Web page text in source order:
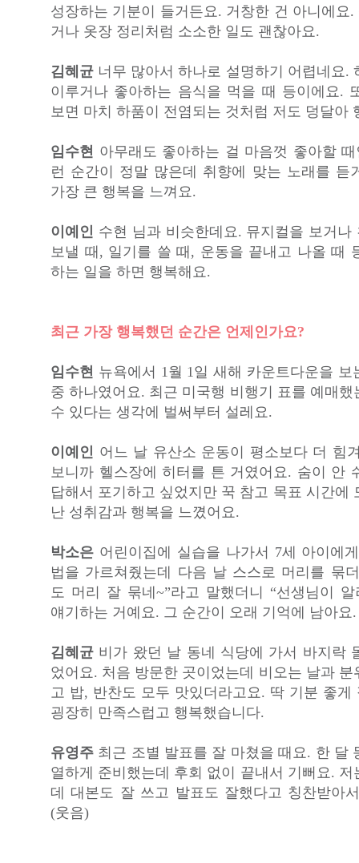
성장하는 기분이 들거든요. 거창한 건 아니에요
거나 옷장 정리처럼 소소한 일도 괜찮아요.
김혜균 너무 많아서 하나로 설명하기 어렵네요.
이루거나 좋아하는 음식을 먹을 때 등이에요.
보면 마치 하품이 전염되는 것처럼 저도 덩달아
임수현 아무래도 좋아하는 걸 마음껏 좋아할
런 순간이 정말 많은데 취향에 맞는 노래를 듣
가장 큰 행복을 느껴요.
이예인 수현 님과 비슷한데요. 뮤지컬을 보거나
보낼 때, 일기를 쓸 때, 운동을 끝내고 나올 때
하는 일을 하면 행복해요.
최근 가장 행복했던 순간은 언제인가요?
임수현 뉴욕에서 1월 1일 새해 카운트다운을 보
중 하나였어요. 최근 미국행 비행기 표를 예매했
수 있다는 생각에 벌써부터 설레요.
이예인 어느 날 유산소 운동이 평소보다 더 힘
보니까 헬스장에 히터를 튼 거였어요. 숨이 안
답해서 포기하고 싶었지만 꾹 참고 목표 시간에
난 성취감과 행복을 느꼈어요.
박소은 어린이집에 실습을 나가서 7세 아이에
법을 가르쳐줬는데 다음 날 스스로 머리를 묶
도 머리 잘 묶네~”라고 말했더니 “선생님이 알
얘기하는 거예요. 그 순간이 오래 기억에 남아요.
김혜균 비가 왔던 날 동네 식당에 가서 바지락
었어요. 처음 방문한 곳이었는데 비오는 날과 분
고 밥, 반찬도 모두 맛있더라고요. 딱 기분 좋게
굉장히 만족스럽고 행복했습니다.
유영주 최근 조별 발표를 잘 마쳤을 때요. 한 달
열하게 준비했는데 후회 없이 끝내서 기뻐요. 저
데 대본도 잘 쓰고 발표도 잘했다고 칭찬받아
(웃음)